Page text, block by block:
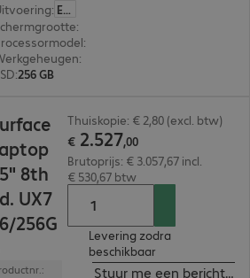
: Europa
:
:
:
:256 GB
8th
UX7
256G
Thuiskopie: € 2,80 (excl. btw)
€ 2.527,00
Brutoprijs: € 3.057,67 incl.
€ 530,67 btw
Levering zodra
beschikbaar
Stuur me een bericht